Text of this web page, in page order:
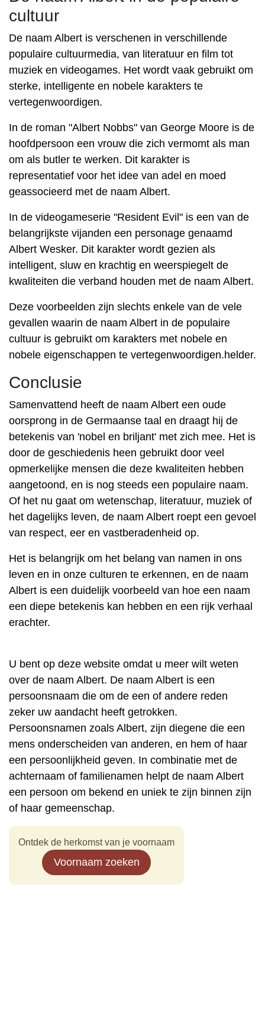
cultuur
De naam Albert is verschenen in verschillende
populaire cultuurmedia, van literatuur en film tot
muziek en videogames. Het wordt vaak gebruikt om
sterke, intelligente en nobele karakters te
vertegenwoordigen.
In de roman "Albert Nobbs" van George Moore is de
hoofdpersoon een vrouw die zich vermomt als man
om als butler te werken. Dit karakter is
representatief voor het idee van adel en moed
geassocieerd met de naam Albert.
In de videogameserie "Resident Evil" is een van de
belangrijkste vijanden een personage genaamd
Albert Wesker. Dit karakter wordt gezien als
intelligent, sluw en krachtig en weerspiegelt de
kwaliteiten die verband houden met de naam Albert.
Deze voorbeelden zijn slechts enkele van de vele
gevallen waarin de naam Albert in de populaire
cultuur is gebruikt om karakters met nobele en
nobele eigenschappen te vertegenwoordigen.helder.
Conclusie
Samenvattend heeft de naam Albert een oude
oorsprong in de Germaanse taal en draagt ​​hij de
betekenis van 'nobel en briljant' met zich mee. Het is
door de geschiedenis heen gebruikt door veel
opmerkelijke mensen die deze kwaliteiten hebben
aangetoond, en is nog steeds een populaire naam.
Of het nu gaat om wetenschap, literatuur, muziek of
het dagelijks leven, de naam Albert roept een gevoel
van respect, eer en vastberadenheid op.
Het is belangrijk om het belang van namen in ons
leven en in onze culturen te erkennen, en de naam
Albert is een duidelijk voorbeeld van hoe een naam
een ​​diepe betekenis kan hebben en een rijk verhaal
erachter.
U bent op deze website omdat u meer wilt weten
over de naam Albert. De naam Albert is een
persoonsnaam die om de een of andere reden
zeker uw aandacht heeft getrokken.
Persoonsnamen zoals Albert, zijn diegene die een
mens onderscheiden van anderen, en hem of haar
een persoonlijkheid geven. In combinatie met de
achternaam of familienamen helpt de naam Albert
een persoon om bekend en uniek te zijn binnen zijn
of haar gemeenschap.
Ontdek de herkomst van je voornaam
Voornaam zoeken